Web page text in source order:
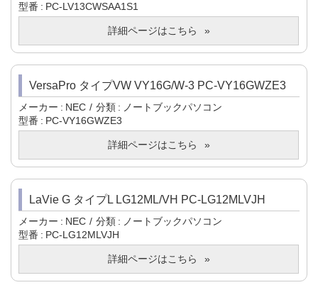
型番
PC-LV13CWSAA1S1
詳細ページはこちら
VersaPro タイプVW VY16G/W-3 PC-VY16GWZE3
メーカー NEC 分類
ノートブックパソコン
型番
PC-VY16GWZE3
詳細ページはこちら
LaVie G タイプL LG12ML/VH PC-LG12MLVJH
メーカー NEC 分類
ノートブックパソコン
型番
PC-LG12MLVJH
詳細ページはこちら